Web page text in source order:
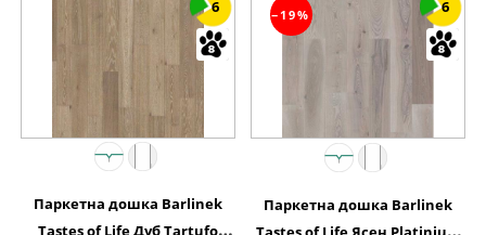
6
Паркетна дошка Barlinek
Tastes of Life Дуб Tartufo
−19% 6
Паркетна дошка Barlinek